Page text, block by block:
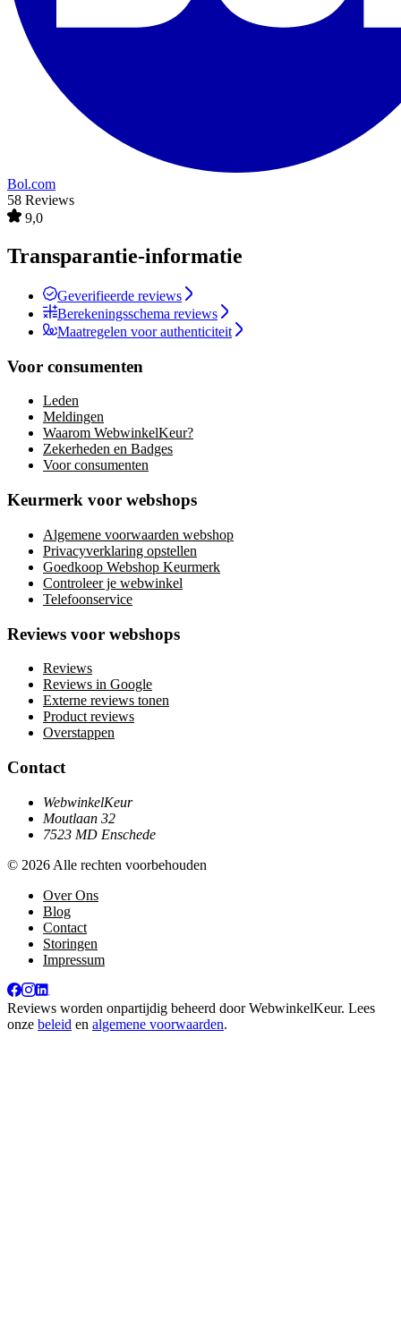
Bol.com
58 Reviews
9,0
Transparantie-informatie
Geverifieerde reviews
Berekeningsschema reviews
Maatregelen voor authenticiteit
Voor consumenten
Leden
Meldingen
Waarom WebwinkelKeur?
Zekerheden en Badges
Voor consumenten
Keurmerk voor webshops
Algemene voorwaarden webshop
Privacyverklaring opstellen
Goedkoop Webshop Keurmerk
Controleer je webwinkel
Telefoonservice
Reviews voor webshops
Reviews
Reviews in Google
Externe reviews tonen
Product reviews
Overstappen
Contact
WebwinkelKeur
Moutlaan 32
7523 MD Enschede
© 2026 Alle rechten voorbehouden
Over Ons
Blog
Contact
Storingen
Impressum
Reviews worden onpartijdig beheerd doorWebwinkelKeur. Lees
onze beleid en algemene voorwaarden.